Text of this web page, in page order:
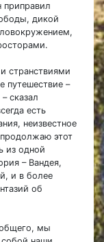
приправил
дикой
странствиями
путешествие –
сказал
есть
неизвестное
этот
из одной
– Вандея,
и в более
об
мы